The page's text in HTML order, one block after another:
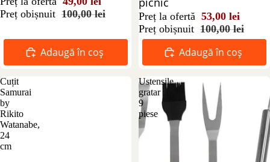
Preț obișnuit 100,00 lei
Adaugă în coș
Preț la ofertă 53,00 lei
Preț obișnuit 100,00 lei
Adaugă în coș
Cuțit
Samurai
by
Rikito
Watanabe,
24
cm
Ustensile
gratar
9
piese